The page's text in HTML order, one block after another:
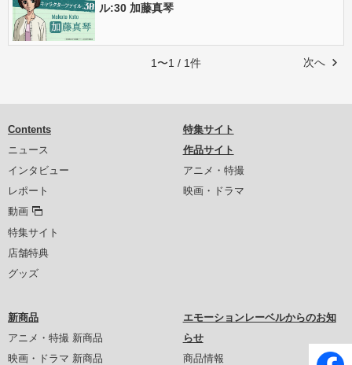
ル:30 加藤真琴
次へ
1〜1 / 1件
Contents
ニュース
インタビュー
レポート
動画
特集サイト
店舗特典
グッズ
特集サイト
作品サイト
アニメ・特撮
映画・ドラマ
新商品
アニメ・特撮 新商品
映画・ドラマ 新商品
エモーションレーベルからのお知
らせ
商品情報